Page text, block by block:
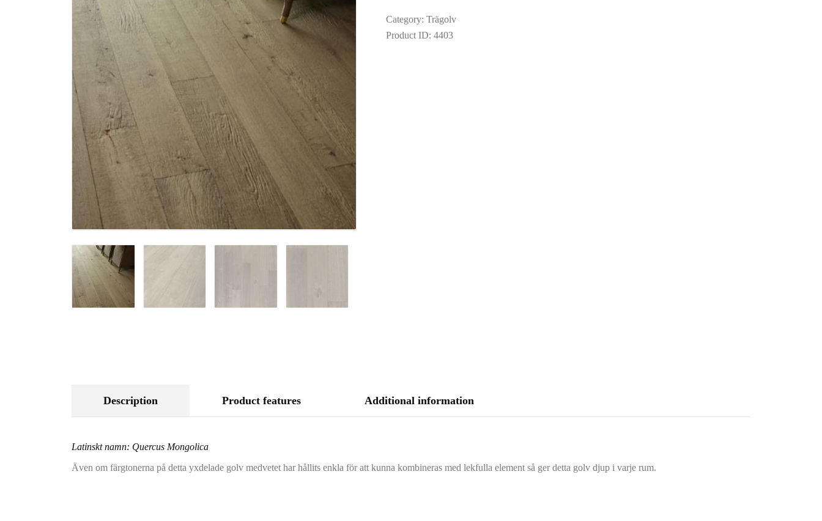
ACCESSORIES
Category:Trägolv
Product ID:4403
Description Product features Additional information
Latinskt namn: Quercus Mongolica
Även om färgtonerna på detta yxdelade golv medvetet har hållits enkla för att kunna kombineras med lekfulla element så ger detta golv djup i varje rum.